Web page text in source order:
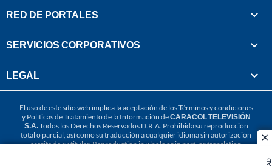
RED DE PORTALES
SERVICIOS CORPORATIVOS
LEGAL
El uso de este sitio web implica la aceptación de losTérminos y condiciones
y Políticas de Tratamiento de la Información deCARACOL TELEVISIÓN
S.A.Todos los Derechos Reservados D.R.A. Prohibida su reproducción
total o parcial, así como su traducción a cualquier idioma sin autorización
escrita de su titular. Reproduction in whole or in part, or translation